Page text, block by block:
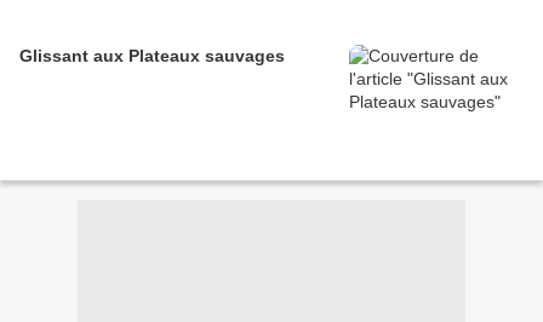
Glissant aux Plateaux sauvages